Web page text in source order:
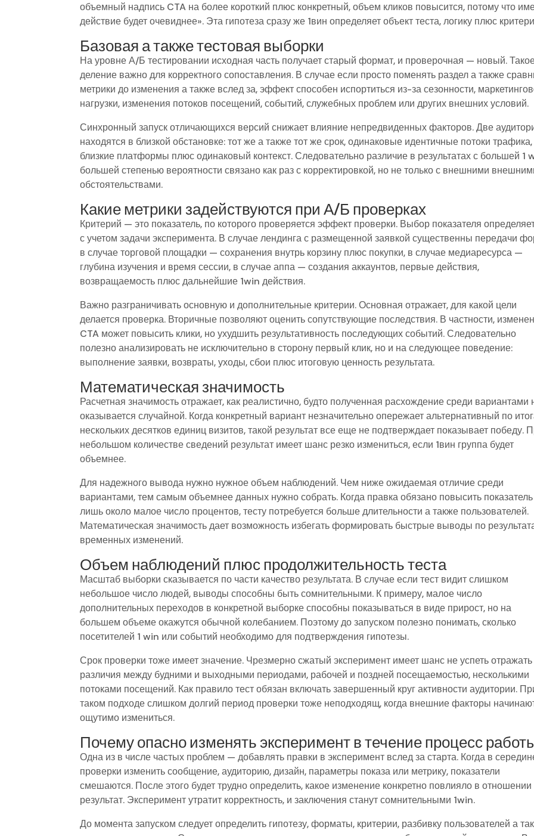
объемный надпись CTA на более короткий плюс конкретный, объем кликов повысится, потому что
действие будет очевиднее». Эта гипотеза сразу же 1вин определяет объект теста, логику плюс
Базовая а также тестовая выборки
На уровне А/Б тестировании исходная часть получает старый формат, и проверочная — новый.
деление важно для корректного сопоставления. В случае если просто поменять раздел а также
метрики до изменения а также вслед за, эффект способен испортиться из-за сезонности,
нагрузки, изменения потоков посещений, событий, служебных проблем или других внешних условий.
Синхронный запуск отличающихся версий снижает влияние непредвиденных факторов. Две
находятся в близкой обстановке: тот же а также тот же срок, одинаковые идентичные потоки трафика,
близкие платформы плюс одинаковый контекст. Следовательно различие в результатах с большей 1
большей степенью вероятности связано как раз с корректировкой, но не только с внешними
обстоятельствами.
Какие метрики задействуются при А/Б проверках
Критерий — это показатель, по которого проверяется эффект проверки. Выбор показателя
с учетом задачи эксперимента. В случае лендинга с размещенной заявкой существенны передачи
в случае торговой площадки — сохранения внутрь корзину плюс покупки, в случае медиаресурса —
глубина изучения и время сессии, в случае аппа — создания аккаунтов, первые действия,
возвращаемость плюс дальнейшие 1win действия.
Важно разграничивать основную и дополнительные критерии. Основная отражает, для какой цели
делается проверка. Вторичные позволяют оценить сопутствующие последствия. В частности,
CTA может повысить клики, но ухудшить результативность последующих событий. Следовательно
полезно анализировать не исключительно в сторону первый клик, но и на следующее поведение:
выполнение заявки, возвраты, уходы, сбои плюс итоговую ценность результата.
Математическая значимость
Расчетная значимость отражает, как реалистично, будто полученная расхождение среди вариантами
оказывается случайной. Когда конкретный вариант незначительно опережает альтернативный по
нескольких десятков единиц визитов, такой результат все еще не подтверждает показывает победу.
небольшом количестве сведений результат имеет шанс резко измениться, если 1вин группа будет
объемнее.
Для надежного вывода нужно нужное объем наблюдений. Чем ниже ожидаемая отличие среди
вариантами, тем самым объемнее данных нужно собрать. Когда правка обязано повысить показатель
лишь около малое число процентов, тесту потребуется больше длительности а также пользователей.
Математическая значимость дает возможность избегать формировать быстрые выводы по
временных изменений.
Объем наблюдений плюс продолжительность теста
Масштаб выборки сказывается по части качество результата. В случае если тест видит слишком
небольшое число людей, выводы способны быть сомнительными. К примеру, малое число
дополнительных переходов в конкретной выборке способны показываться в виде прирост, но на
большем объеме окажутся обычной колебанием. Поэтому до запуском полезно понимать, сколько
посетителей 1 win или событий необходимо для подтверждения гипотезы.
Срок проверки тоже имеет значение. Чрезмерно сжатый эксперимент имеет шанс не успеть отражать
различия между будними и выходными периодами, рабочей и поздней посещаемостью, несколькими
потоками посещений. Как правило тест обязан включать завершенный круг активности аудитории.
таком подходе слишком долгий период проверки тоже неподходящ, когда внешние факторы
ощутимо измениться.
Почему опасно изменять эксперимент в течение процесс
Одна из в числе частых проблем — добавлять правки в эксперимент вслед за старта. Когда в
проверки изменить сообщение, аудиторию, дизайн, параметры показа или метрику, показатели
смешаются. После этого будет трудно определить, какое изменение конкретно повлияло в отношении
результат. Эксперимент утратит корректность, и заключения станут сомнительными 1win.
До момента запуском следует определить гипотезу, форматы, критерии, разбивку пользователей а